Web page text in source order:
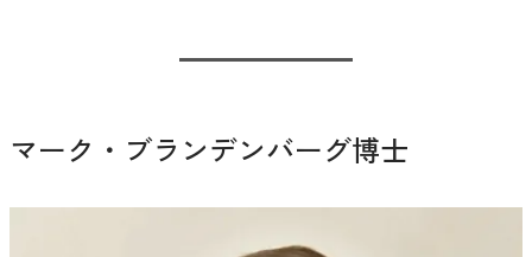
マーク・ブランデンバーグ博士